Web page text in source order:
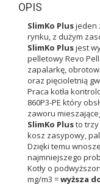
OPIS
SlimKo Plusjeden
rynku, z dużym
SlimKo Plusjest
pelletowy Revo
zapalarkę,
oraz pięcioletnią
Praca kotła
860P3-PE który
zaworu
SlimKo Plusto
kosz zasypowy,
Dzięki temu
najmniejszego
Kotły o
mg/m3 =wyższa